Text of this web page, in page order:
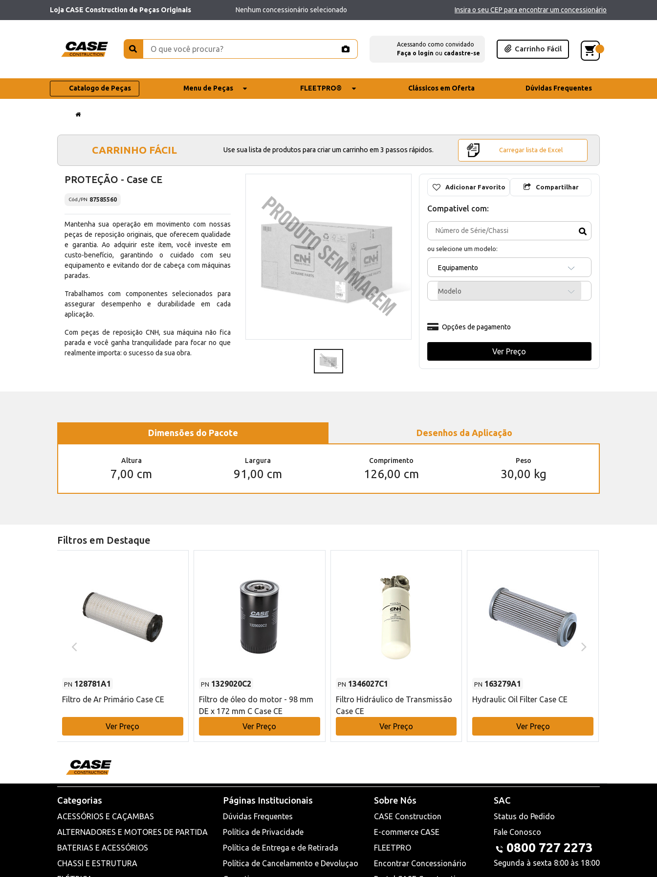
Loja CASE Construction de Peças Originais Nenhum concessionário selecionado Insira o seu CEP para encontrar um concessionário
Acessando como convidado
Faça o login ou cadastre-se
Carrinho Fácil
Catalogo de Peças Menu de Peças FLEETPRO® Clássicos em Oferta Dúvidas Frequentes
CARRINHO FÁCIL Use sua lista de produtos para criar um carrinho em 3 passos rápidos. Carregar lista de Excel
PROTEÇÃO - Case CE
Cód./PN 87585560
Mantenha sua operação em movimento com nossas
peças de reposição originais, que oferecem qualidade
e garantia. Ao adquirir este item, você investe em
custo-benefício, garantindo o cuidado com seu
equipamento e evitando dor de cabeça com máquinas
paradas.
Trabalhamos com componentes selecionados para
assegurar desempenho e durabilidade em cada
aplicação.
Com peças de reposição CNH, sua máquina não fica
parada e você ganha tranquilidade para focar no que
realmente importa: o sucesso da sua obra.
Adicionar Favorito Compartilhar
Compativel com:
ou selecione um modelo:
Equipamento
Modelo
Opções de pagamento
Ver Preço
Dimensões do Pacote Desenhos da Aplicação
Altura
7,00 cm
Largura
91,00 cm
Comprimento
126,00 cm
Peso
30,00 kg
Filtros em Destaque
PN 128781A1
Filtro de Ar Primário Case CE
Ver Preço
PN 1329020C2
Filtro de óleo do motor - 98 mm
DE x 172 mm C Case CE
Ver Preço
PN 1346027C1
Filtro Hidráulico de Transmissão
Case CE
Ver Preço
PN 163279A1
Hydraulic Oil Filter Case CE
Ver Preço
Categorias
ACESSÓRIOS E CAÇAMBAS
ALTERNADORES E MOTORES DE PARTIDA
BATERIAS E ACESSÓRIOS
CHASSI E ESTRUTURA
Páginas Institucionais
Dúvidas Frequentes
Política de Privacidade
Política de Entrega e de Retirada
Política de Cancelamento e Devoluçao
Sobre Nós
CASE Construction
E-commerce CASE
FLEETPRO
Encontrar Concessionário
SAC
Status do Pedido
Fale Conosco
0800 727 2273
Segunda à sexta 8:00 às 18:00